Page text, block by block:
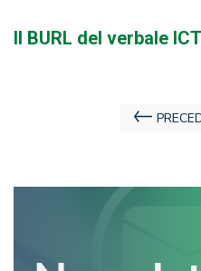
Il BURL del verbale
Navigazione